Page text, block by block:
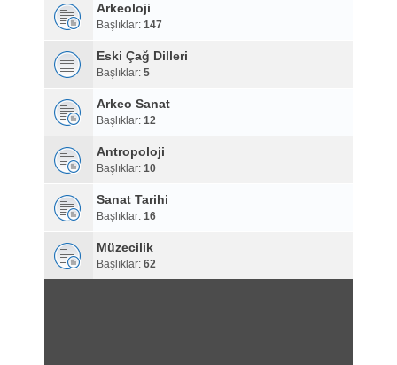
Arkeoloji
Başlıklar: 147
Eski Çağ Dilleri
Başlıklar: 5
Arkeo Sanat
Başlıklar: 12
Antropoloji
Başlıklar: 10
Sanat Tarihi
Başlıklar: 16
Müzecilik
Başlıklar: 62